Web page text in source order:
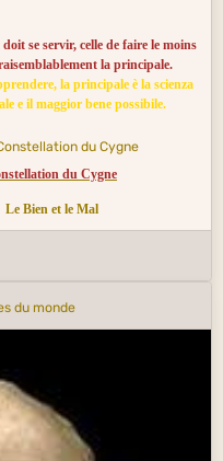
se servir, celle de faire le moins
la principale.
la principale è la scienza
e il maggior bene possibile.
du Cygne
Le Bien et le Mal
du monde